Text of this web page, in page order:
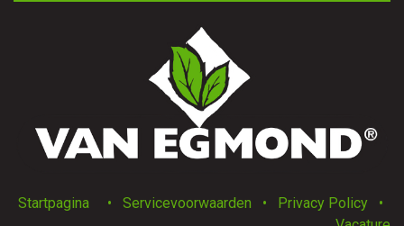
Startpagina • Servicevoorwaarden • Privacy Policy
•